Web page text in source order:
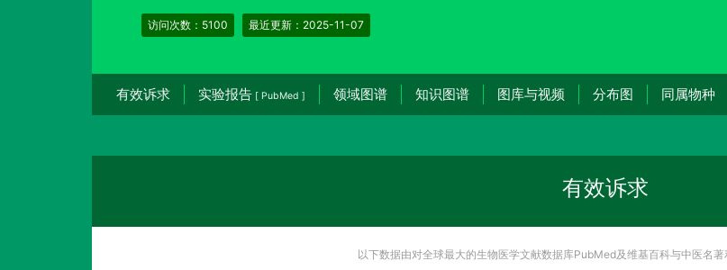
访问次数：5100 最近更新：2025-11-07
有效诉求 实验报告 [ PubMed ] 领域图谱 知识图谱 图库与视频 分布图 同属物种
有效诉求
以下数据由对全球最大的生物医学文献数据库PubMed及维基百科与中医名